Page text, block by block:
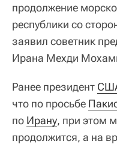
продолжение
республики со
заявил советник
Ирана Мехди
Ранее президент
что по просьбе
по Ирану, при этом
продолжится, а на